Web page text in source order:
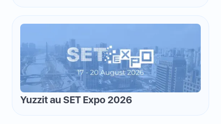
Yuzzit au SET Expo 2026